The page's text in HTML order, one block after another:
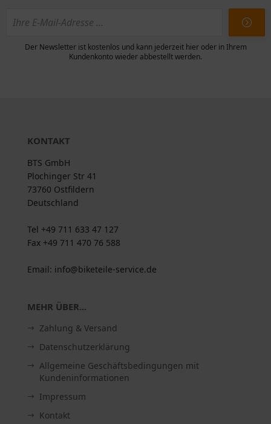
Der Newsletter ist kostenlos und kann jederzeit hier oder in Ihrem
Kundenkonto wieder abbestellt werden.
KONTAKT
BTS GmbH
Plochinger Str 41
73760 Ostfildern
Deutschland
Tel +49 711 633 47 127
Fax +49 711 470 76 588
Email: info@biketeile-service.de
MEHR ÜBER...
Zahlung & Versand
Datenschutzerklärung
Allgemeine Geschäftsbedingungen mit
Kundeninformationen
Impressum
Kontakt